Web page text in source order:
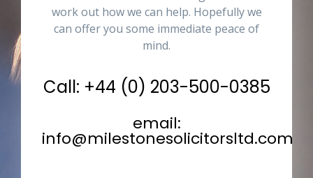
work out how we can help. Hopefully we
can offer you some immediate peace of
mind.
Call: +44 (0) 203-500-0385
email:
info@milestonesolicitorsltd.com